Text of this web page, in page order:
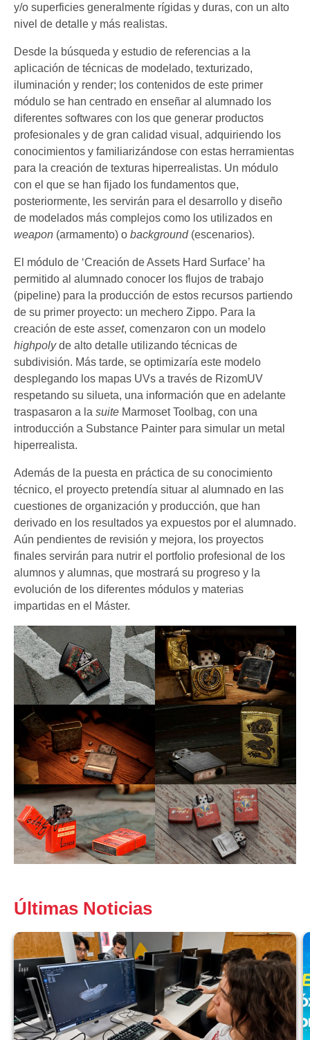
y/o superficies generalmente rígidas y duras, con un alto
nivel de detalle y más realistas.
Desde la búsqueda y estudio de referencias a la
aplicación de técnicas de modelado, texturizado,
iluminación y render; los contenidos de este primer
módulo se han centrado en enseñar al alumnado los
diferentes softwares con los que generar productos
profesionales y de gran calidad visual, adquiriendo los
conocimientos y familiarizándose con estas herramientas
para la creación de texturas hiperrealistas. Un módulo
con el que se han fijado los fundamentos que,
posteriormente, les servirán para el desarrollo y diseño
de modelados más complejos como los utilizados en
weapon (armamento) o background(escenarios).
El módulo de ‘Creación de Assets Hard Surface’ ha
permitido al alumnado conocer los flujos de trabajo
(pipeline) para la producción de estos recursos partiendo
de su primer proyecto: un mechero Zippo. Para la
creación de este asset, comenzaron con un modelo
highpolyde alto detalle utilizando técnicas de
subdivisión. Más tarde, se optimizaría este modelo
desplegando los mapas UVs a través de RizomUV
respetando su silueta, una información que en adelante
traspasaron a la suite Marmoset Toolbag, con una
introducción a Substance Painter para simular un metal
hiperrealista.
Además de la puesta en práctica de su conocimiento
técnico, el proyecto pretendía situar al alumnado en las
cuestiones de organización y producción, que han
derivado en los resultados ya expuestos por el alumnado.
Aún pendientes de revisión y mejora, los proyectos
finales servirán para nutrir el portfolio profesional de los
alumnos y alumnas, que mostrará su progreso y la
evolución de los diferentes módulos y materias
impartidas en el Máster.
Últimas Noticias